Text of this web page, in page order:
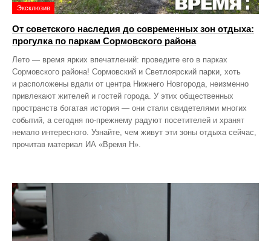
Эксклюзив
От советского наследия до современных зон отдыха:
прогулка по паркам Сормовского района
Лето — время ярких впечатлений: проведите его в парках
Сормовского района! Сормовский и Светлоярский парки, хоть
и расположены вдали от центра Нижнего Новгорода, неизменно
привлекают жителей и гостей города. У этих общественных
пространств богатая история — они стали свидетелями многих
событий, а сегодня по‑прежнему радуют посетителей и хранят
немало интересного. Узнайте, чем живут эти зоны отдыха сейчас,
прочитав материал ИА «Время Н».